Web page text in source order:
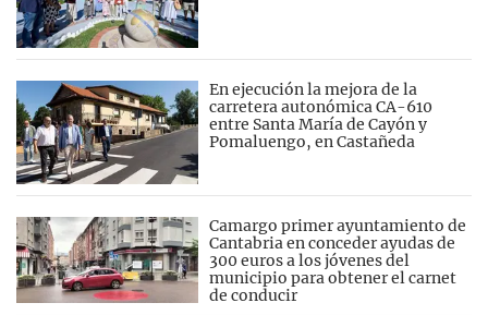
En ejecución la mejora de la
carretera autonómica CA-610
entre Santa María de Cayón y
Pomaluengo, en Castañeda
Camargo primer ayuntamiento de
Cantabria en conceder ayudas de
300 euros a los jóvenes del
municipio para obtener el carnet
de conducir